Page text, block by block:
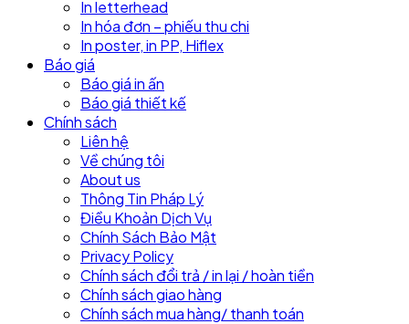
In letterhead
In hóa đơn – phiếu thu chi
In poster, in PP, Hiflex
Báo giá
Báo giá in ấn
Báo giá thiết kế
Chính sách
Liên hệ
Về chúng tôi
About us
Thông Tin Pháp Lý
Điều Khoản Dịch Vụ
Chính Sách Bảo Mật
Privacy Policy
Chính sách đổi trả / in lại / hoàn tiền
Chính sách giao hàng
Chính sách mua hàng/ thanh toán